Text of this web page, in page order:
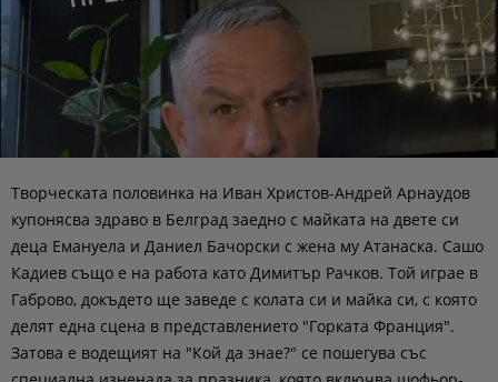
Творческата половинка на Иван Христов-Андрей Арнаудов
купонясва здраво в Белград заедно с майката на двете си
деца Емануела и Даниел Бачорски с жена му Атанаска. Сашо
Кадиев също е на работа като Димитър Рачков. Той играе в
Габрово, докъдето ще заведе с колата си и майка си, с която
делят една сцена в представлението "Горката Франция".
Затова е водещият на "Кой да знае?" се пошегува със